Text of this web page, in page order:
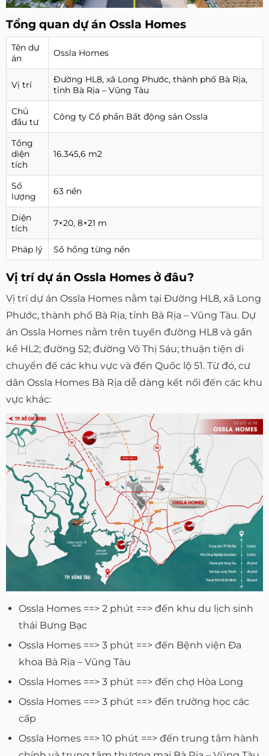
Tổng quan dự án Ossla Homes
Tên dự
án
Ossla Homes
Vị trí
Đường HL8, xã Long Phước, thành phố Bà Rịa,
tỉnh Bà Rịa – Vũng Tàu
Chủ
đầu tư
Công ty Cổ phần Bất động sản Ossla
Tổng
diện
tích
16.345,6 m2
Số
lượng
63 nền
Diện
tích
7×20, 8×21 m
Pháp lý Sồ hồng từng nền
Vị trí dự án Ossla Homes ở đâu?
Vị trí dự án Ossla Homes nằm tại Đường HL8, xã Long
Phước, thành phố Bà Rịa, tỉnh Bà Rịa – Vũng Tàu. Dự
án Ossla Homes nằm trên tuyến đường HL8 và gần
kề HL2; đường 52; đường Võ Thị Sáu; thuận tiện di
chuyển đế các khu vực và đến Quốc lộ 51. Từ đó, cư
dân Ossla Homes Bà Rịa dễ dàng kết nối đến các khu
vực khác:
Ossla Homes ==> 2 phút ==> đến khu du lịch sinh
thái Bưng Bạc
Ossla Homes ==> 3 phút ==> đến Bệnh viện Đa
khoa Bà Rịa – Vũng Tàu
Ossla Homes ==> 3 phút ==> đến chợ Hòa Long
Ossla Homes ==> 3 phút ==> đến trường học các
cấp
Ossla Homes ==> 10 phút ==> đến trung tâm hành